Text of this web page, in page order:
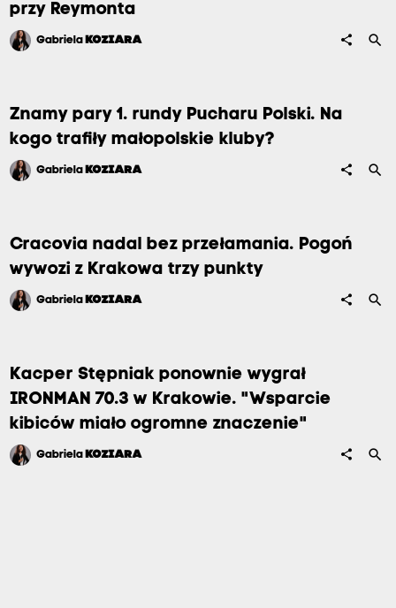
przy Reymonta
Gabriela KOZIARA share search
Znamy pary 1. rundy Pucharu Polski. Na
kogo trafiły małopolskie kluby?
Gabriela KOZIARA share search
Cracovia nadal bez przełamania. Pogoń
wywozi z Krakowa trzy punkty
Gabriela KOZIARA share search
Kacper Stępniak ponownie wygrał
IRONMAN 70.3 w Krakowie. "Wsparcie
kibiców miało ogromne znaczenie"
Gabriela KOZIARA share search